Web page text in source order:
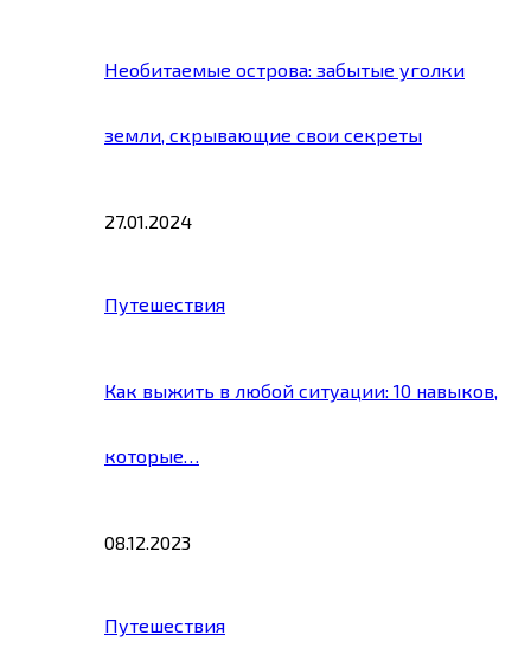
Необитаемые острова: забытые уголки
земли, скрывающие свои секреты
27.01.2024
Путешествия
Как выжить в любой ситуации: 10 навыков,
которые…
08.12.2023
Путешествия